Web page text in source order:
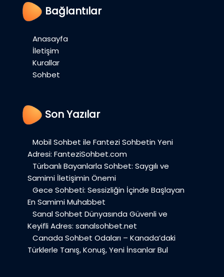
Bağlantılar
Anasayfa
İletişim
Kurallar
Sohbet
Son Yazılar
Mobil Sohbet ile Fantezi Sohbetin Yeni
Adresi: FanteziSohbet.com
Türbanlı Bayanlarla Sohbet: Saygılı ve
Samimi İletişimin Önemi
Gece Sohbeti: Sessizliğin İçinde Başlayan
En Samimi Muhabbet
Sanal Sohbet Dünyasında Güvenli ve
Keyifli Adres: sanalsohbet.net
Canada Sohbet Odaları – Kanada’daki
Türklerle Tanış, Konuş, Yeni İnsanlar Bul